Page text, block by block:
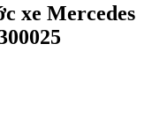
xe Mercedes